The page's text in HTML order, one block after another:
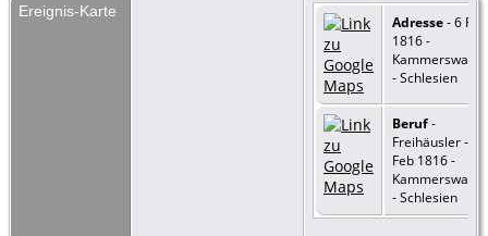
Ereignis-Karte
Adresse- 6 Feb
1816 -
- Schlesien
Beruf-
Freihäusler - 6
Feb 1816 -
- Schlesien